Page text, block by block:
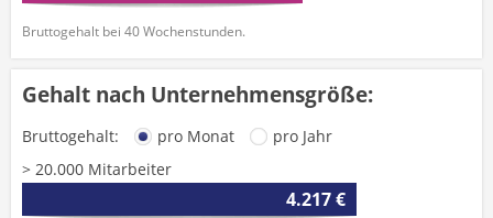
Bruttogehalt bei 40 Wochenstunden.
Gehalt nach Unternehmensgröße:
Bruttogehalt: pro Monat
pro Jahr
> 20.000 Mitarbeiter
4.217 €